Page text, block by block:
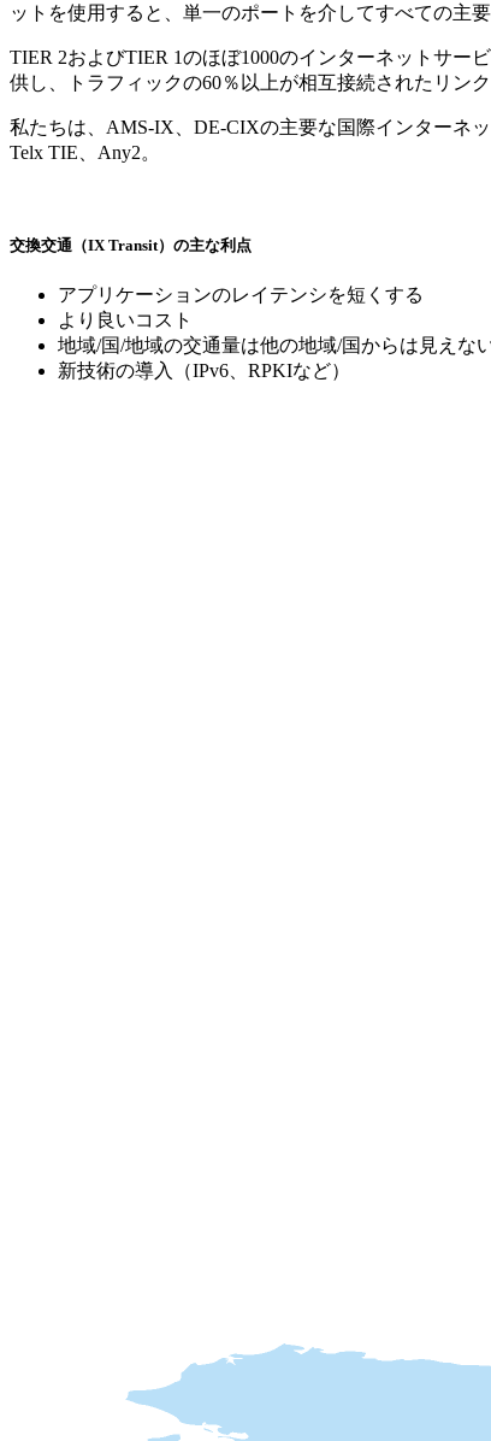
ットを使用すると、単一のポートを介してすべての主
TIER 2およびTIER 1のほぼ1000のインターネットサー
供し、トラフィックの60％以上が相互接続されたリン
私たちは、AMS-IX、DE-CIXの主要な国際インターネ
Telx TIE、Any2。
交換交通（IX Transit）の主な利点
アプリケーションのレイテンシを短くする
より良いコスト
地域/国/地域の交通量は他の地域/国からは見えな
新技術の導入（IPv6、RPKIなど）